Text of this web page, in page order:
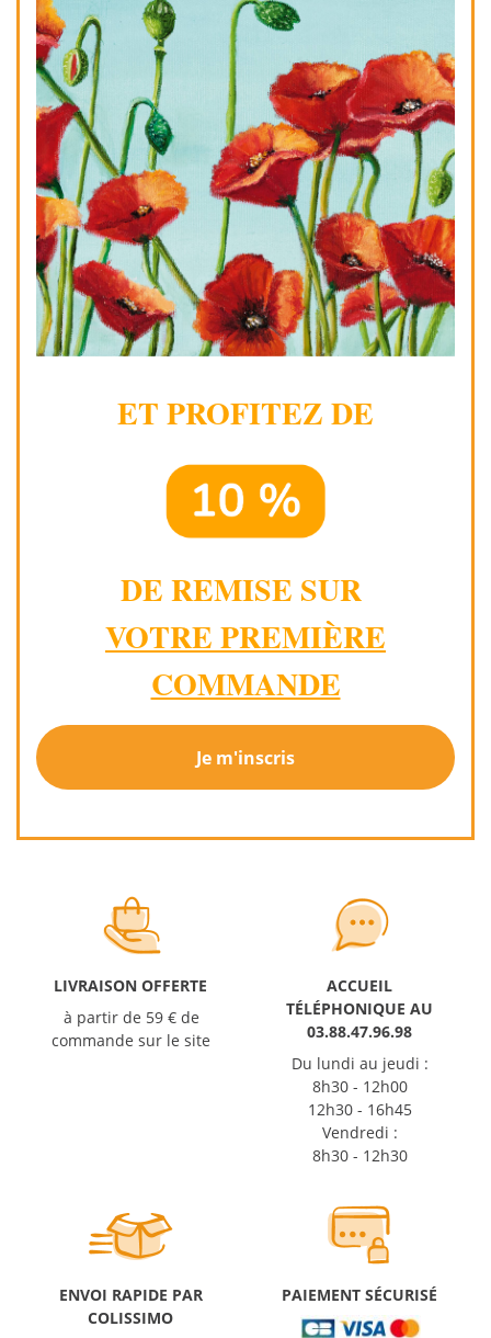
ET PROFITEZ DE
DE REMISE SUR
VOTRE PREMIÈRE
COMMANDE
Je m'inscris
LIVRAISON OFFERTE
à partir de 59 € de
commande sur le site
ACCUEIL
TÉLÉPHONIQUE AU
03.88.47.96.98
Du lundi au jeudi :
8h30 - 12h00
12h30 - 16h45
Vendredi :
8h30 - 12h30
ENVOI RAPIDE PAR
COLISSIMO
PAIEMENT SÉCURISÉ